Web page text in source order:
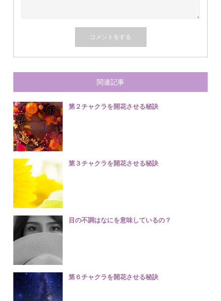
関連記事
第２チャクラを開花させる秘訣
第３チャクラを開花させる秘訣
目の不調はなにを意味しているの？
第６チャクラを開花させる秘訣